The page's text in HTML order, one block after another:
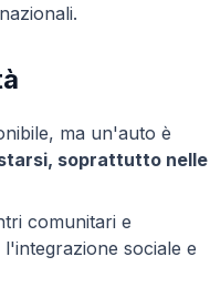
ma un'auto è
soprattutto nelle
comunitari e
sociale e